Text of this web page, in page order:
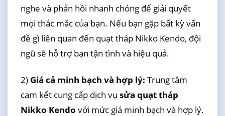
nghe và phản hồi nhanh chóng để giải quyết
mọi thắc mắc của bạn. Nếu bạn gặp bất kỳ vấn
đề gì liên quan đến quạt tháp Nikko Kendo, đội
ngũ sẽ hỗ trợ bạn tận tình và hiệu quả.
2) Giá cả minh bạch và hợp lý: Trung tâm
cam kết cung cấp dịch vụ sửa quạt tháp
Nikko Kendo với mức giá minh bạch và hợp lý.